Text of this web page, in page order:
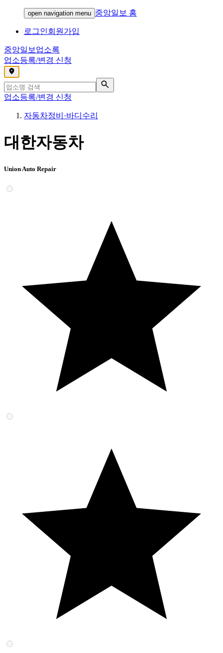
open navigation menu 중앙일보 홈
로그인회원가입
중앙일보 업소록
업소등록/변경 신청
,
업소등록/변경 신청
자동차정비·바디수리
대한자동차
Union Auto Repair